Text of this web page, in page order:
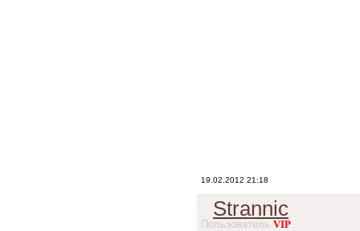
19.02.2012 21:18
Strannic
Пользователь VIP